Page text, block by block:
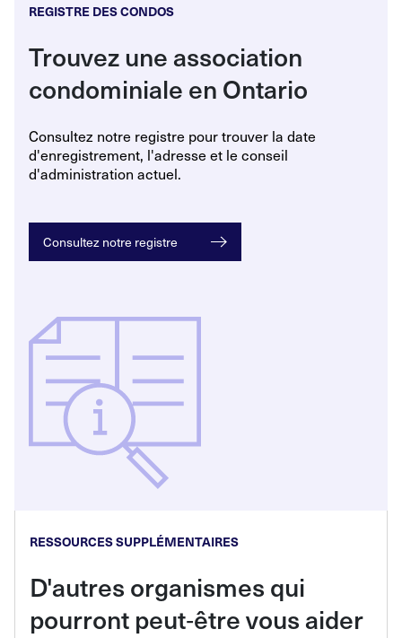
REGISTRE DES CONDOS
Trouvez une association
condominiale en Ontario
Consultez notre registre pour trouver la date
d'enregistrement, l'adresse et le conseil
d'administration actuel.
Consultez notre registre
RESSOURCES SUPPLÉMENTAIRES
D'autres organismes qui
pourront peut‑être vous aider